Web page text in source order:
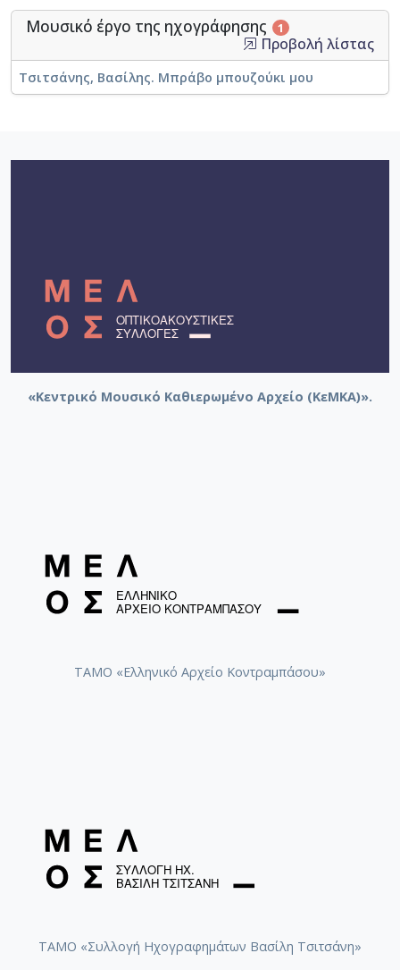
Μουσικό έργο της ηχογράφησης 1
Προβολή λίστας
Τσιτσάνης, Βασίλης. Μπράβο μπουζούκι μου
«Κεντρικό Μουσικό Καθιερωμένο Αρχείο (ΚεΜΚΑ)».
ΤΑΜΟ «Ελληνικό Αρχείο Κοντραμπάσου»
ΤΑΜΟ «Συλλογή Ηχογραφημάτων Βασίλη Τσιτσάνη»